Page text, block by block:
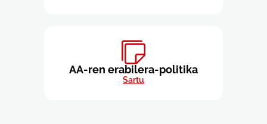
AA-ren erabilera-politika
Sartu